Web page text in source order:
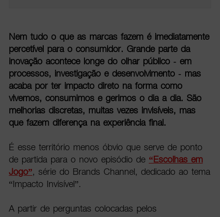
Nem tudo o que as marcas fazem é imediatamente
percetível para o consumidor. Grande parte da
inovação acontece longe do olhar público - em
processos, investigação e desenvolvimento - mas
acaba por ter impacto direto na forma como
vivemos, consumimos e gerimos o dia a dia. São
melhorias discretas, muitas vezes invisíveis, mas
que fazem diferença na experiência final.
É esse território menos óbvio que serve de ponto
de partida para o novo episódio de “Escolhas em
Jogo”, série do Brands Channel, dedicado ao tema
“Impacto Invisível”.
A partir de perguntas colocadas pelos